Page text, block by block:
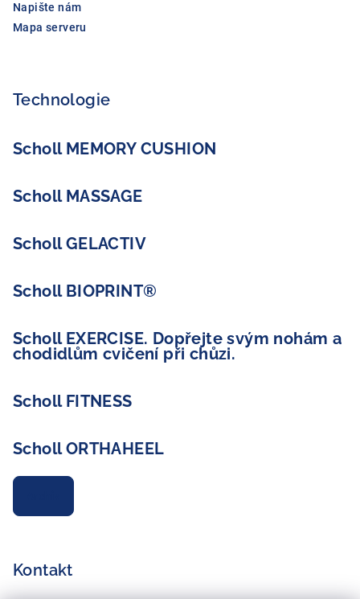
Napište nám
Mapa serveru
Technologie
Scholl MEMORY CUSHION
Scholl MASSAGE
Scholl GELACTIV
Scholl BIOPRINT®
Scholl EXERCISE. Dopřejte svým nohám a
chodidlům cvičení při chůzi.
Scholl FITNESS
Scholl ORTHAHEEL
Kontakt